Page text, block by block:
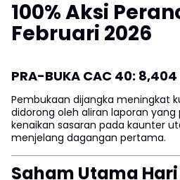
100% Aksi
Februari 2026
PRA-BUKA CAC 40: 8,404
Pembukaan dijangka meningkat
didorong oleh aliran laporan
kenaikan sasaran pada kaunter
menjelang dagangan pertama.
Saham Utama